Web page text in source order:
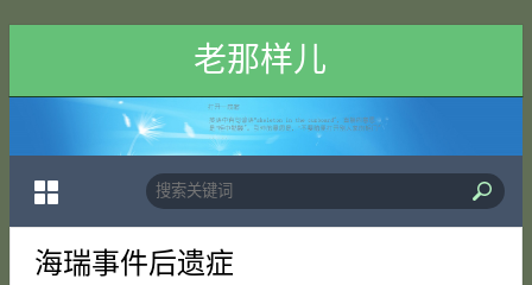
老那样儿
海瑞事件后遗症